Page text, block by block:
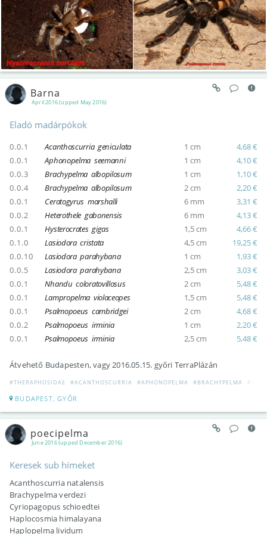
April 2016 (upped May 2016)
Barna
Eladó madárpókok
0.0.1 Acanthoscurria geniculata 1 cm
4,68 €
0.0.1
Aphonopelma seemanni 1 cm
4,10 €
0.0.3
Brachypelma albopilosum 1 cm
1,10 €
0.0.4
Brachypelma albopilosum 2 cm
2,20 €
0.0.1
Ceratogyrus marshalli 6 mm
3,31 €
0.0.2
Heterothele gabonensis 6 mm
4,13 €
0.0.1
Hysterocrates gigas 1,5 cm
4,66 €
0.1.0
Lasiodora cristata 4,5 cm
19,25 €
0.0.10
Lasiodora parahybana 1 cm
1,93 €
0.0.5
Lasiodora parahybana 2,5 cm
3,03 €
0.0.1
Nhandu coloratovillosus 2 cm
5,48 €
0.0.1
Lampropelma violaceopes 1,5 cm
5,48 €
0.0.1
Psalmopoeus cambridgei 2 cm
4,68 €
0.0.2
Psalmopoeus irminia 1 cm
2,20 €
0.0.1
Psalmopoeus irminia 2,5 cm 5,48 €
Átvehető Budapesten, vagy 2016.05.15. győri TerraPlázán
#THERAPHOSIDAE #ACANTHOSCURRIA #APHONOPELMA #BRACHYPELMA
BUDAPEST, GYŐR
June 2016 (upped December 2016)
poecipelma
Keresek sub hímeket
Acanthoscurria natalensis
Brachypelma verdezi
Cyriopagopus schioedtei
Haplocosmia himalayana
Haplopelma lividum